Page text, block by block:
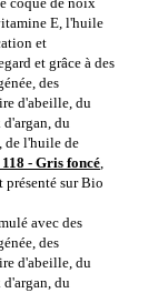
E, l'huile
et
et grâce à des
des
d'abeille, du
d'argan, du
de l'huile de
- Gris foncé,
sur Bio
avec des
des
d'abeille, du
d'argan, du